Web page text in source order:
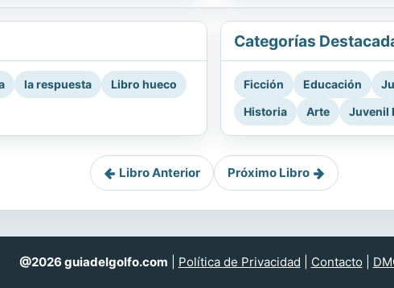
la respuesta Libro hueco
Categorías
Ficción Educación
Historia
Arte Juvenil
Libro Anterior Próximo Libro
@2026 guiadelgolfo.com Política de Privacidad Contacto